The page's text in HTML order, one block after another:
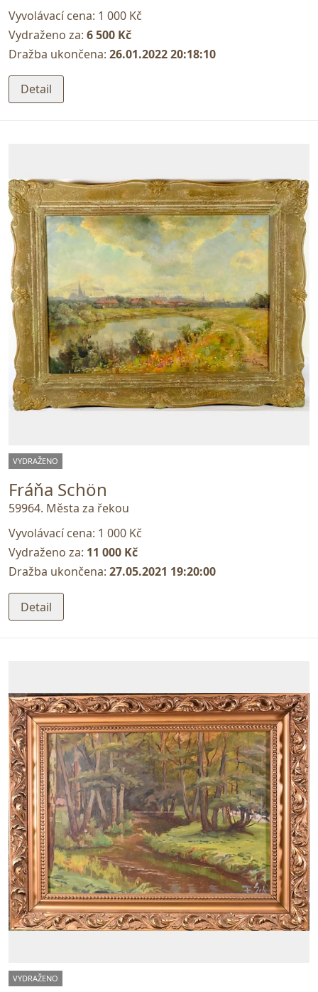
Vyvolávací cena: 1 000 Kč
Vydraženo za: 6 500 Kč
Dražba ukončena: 26.01.2022 20:18:10
Detail
VYDRAŽENO
Fráňa Schön
59964. Města za řekou
Vyvolávací cena: 1 000 Kč
Vydraženo za: 11 000 Kč
Dražba ukončena: 27.05.2021 19:20:00
Detail
VYDRAŽENO